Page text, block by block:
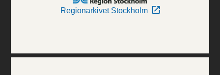
Regionarkivet Stockholm